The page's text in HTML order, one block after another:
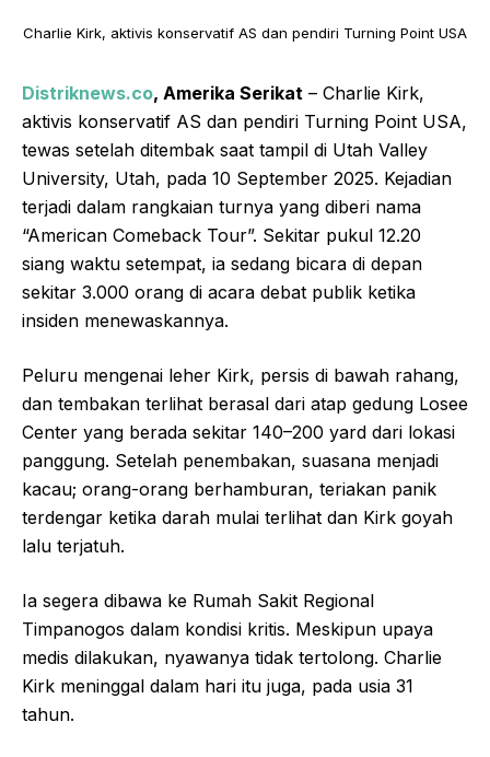
Charlie Kirk, aktivis konservatif AS dan pendiri Turning Point USA
Distriknews.co, Amerika Serikat – Charlie Kirk,
aktivis konservatif AS dan pendiri Turning Point USA,
tewas setelah ditembak saat tampil di Utah Valley
University, Utah, pada 10 September 2025. Kejadian
terjadi dalam rangkaian turnya yang diberi nama
“American Comeback Tour”. Sekitar pukul 12.20
siang waktu setempat, ia sedang bicara di depan
sekitar 3.000 orang di acara debat publik ketika
insiden menewaskannya.
Peluru mengenai leher Kirk, persis di bawah rahang,
dan tembakan terlihat berasal dari atap gedung Losee
Center yang berada sekitar 140–200 yard dari lokasi
panggung. Setelah penembakan, suasana menjadi
kacau; orang-orang berhamburan, teriakan panik
terdengar ketika darah mulai terlihat dan Kirk goyah
lalu terjatuh.
Ia segera dibawa ke Rumah Sakit Regional
Timpanogos dalam kondisi kritis. Meskipun upaya
medis dilakukan, nyawanya tidak tertolong. Charlie
Kirk meninggal dalam hari itu juga, pada usia 31
tahun.